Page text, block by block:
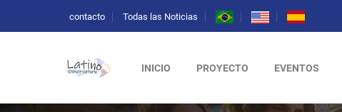
contacto Todas las Noticias
INICIO PROYECTO EVENTOS